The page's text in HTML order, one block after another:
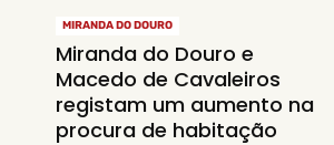
MIRANDA DO DOURO
Miranda do Douro e
Macedo de Cavaleiros
registam um aumento na
procura de habitação